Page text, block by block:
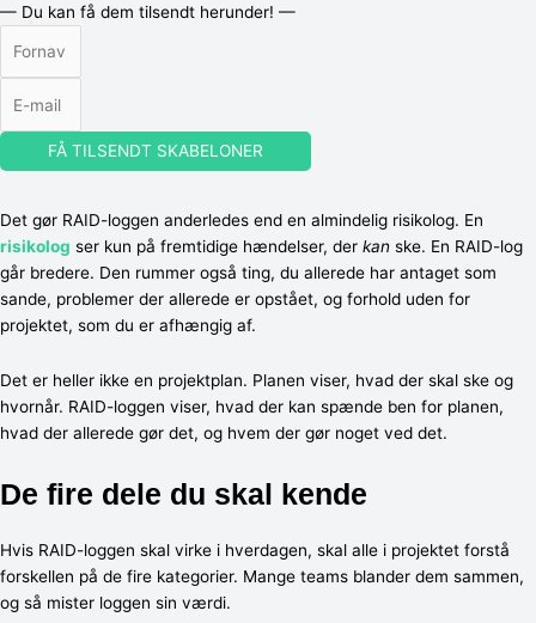
— Du kan få dem tilsendt herunder! —
FÅ TILSENDT SKABELONER
Det gør RAID-loggen anderledes end en almindelig risikolog. En
risikolog ser kun på fremtidige hændelser, der kan ske. En RAID-log
går bredere. Den rummer også ting, du allerede har antaget som
sande, problemer der allerede er opstået, og forhold uden for
projektet, som du er afhængig af.
Det er heller ikke en projektplan. Planen viser, hvad der skal ske og
hvornår. RAID-loggen viser, hvad der kan spænde ben for planen,
hvad der allerede gør det, og hvem der gør noget ved det.
De fire dele du skal kende
Hvis RAID-loggen skal virke i hverdagen, skal alle i projektet forstå
forskellen på de fire kategorier. Mange teams blander dem sammen,
og så mister loggen sin værdi.